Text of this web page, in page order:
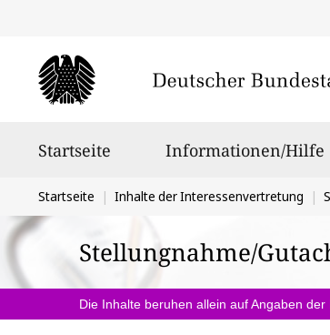
Startseite Informationen/Hilfe
Sie
befinden
sich
hier:
Startseite Inhalte der Interessenvertretung
Stellungnahme/
Die Inhalte beruhen allein auf Angaben